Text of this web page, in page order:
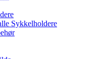
Sykkelholdere